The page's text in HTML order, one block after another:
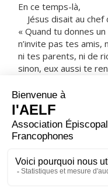
En ce temps-là,
Jésus disait au chef
« Quand tu donnes
n’invite pas tes amis,
ni tes parents, ni de
sinon, eux aussi te
Au contraire, quand
invite des pauvres,
des boiteux, des
heureux seras-tu,
parce qu’ils n’ont rien
cela te sera rendu à
– Acclamons la